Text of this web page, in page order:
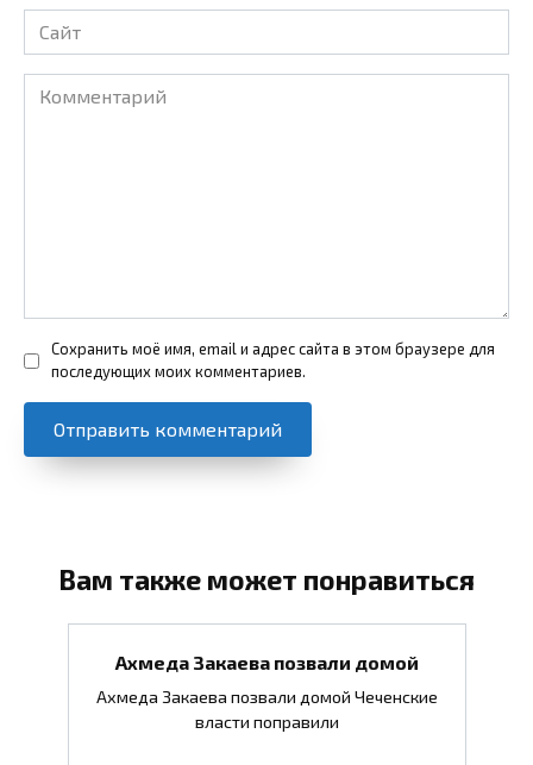
Сайт
Комментарий
Сохранить моё имя, email и адрес сайта в этом браузере для
последующих моих комментариев.
Вам также может понравиться
Ахмеда Закаева позвали домой
Ахмеда Закаева позвали домой Чеченские
власти поправили